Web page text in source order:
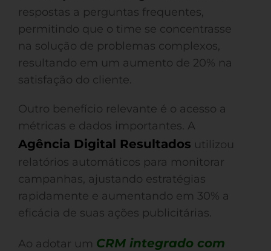
respostas a perguntas frequentes,
permitindo que o time se concentrasse
na solução de problemas complexos,
resultando em um aumento de 20% na
satisfação do cliente.
Outro benefício relevante é o acesso a
métricas e dados importantes. A
Agência Digital Resultados utilizou
relatórios automáticos para monitorar
campanhas, ajustando estratégias
rapidamente e aumentando em 30% a
eficácia de suas ações publicitárias.
Ao adotar um CRM integrado com